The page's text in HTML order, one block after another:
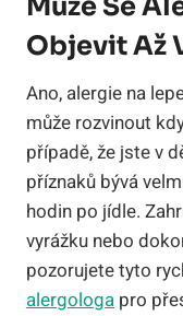
Může Se
Objevit Až
Ano, alergie na
může rozvinout
případě, že jste v
příznaků bývá
hodin po jídle.
vyrážku nebo
pozorujete tyto
alergologa pro